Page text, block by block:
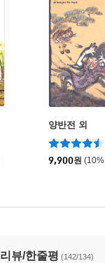
양반전 외
9,900원
리뷰/한줄평 (142/134)